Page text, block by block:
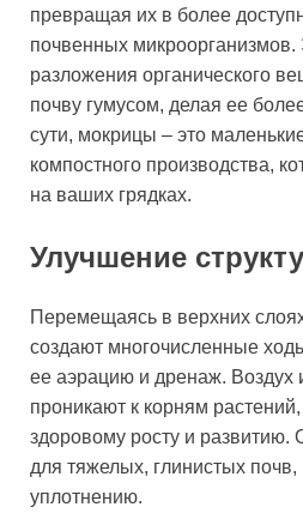
превращая их в более
почвенных микроорганизмов.
разложения органического
почву гумусом, делая ее
сути, мокрицы – это
компостного производства,
на ваших грядках.
Улучшение
Перемещаясь в верхних
создают многочисленные
ее аэрацию и дренаж. Воздух
проникают к корням растений,
здоровому росту и развитию.
для тяжелых, глинистых
уплотнению.